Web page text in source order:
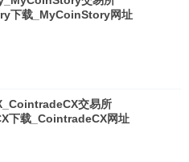
下载_MyCoinStory网址
交易所
下载_CointradeCX网址